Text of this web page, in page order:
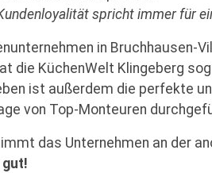
spricht immer für
in Bruchhausen-
die KüchenWelt Klingeberg
ist außerdem die perfekte
von Top-Monteuren
das Unternehmen an der
gut!